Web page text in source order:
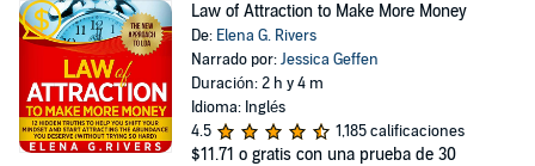
Law of Attraction to Make More Money
De: Elena G. Rivers
Narrado por:Jessica Geffen
Duración: 2 h y 4 m
Idioma: Inglés
4.5
1,185 calificaciones
$11.71 o gratis con una prueba de 30